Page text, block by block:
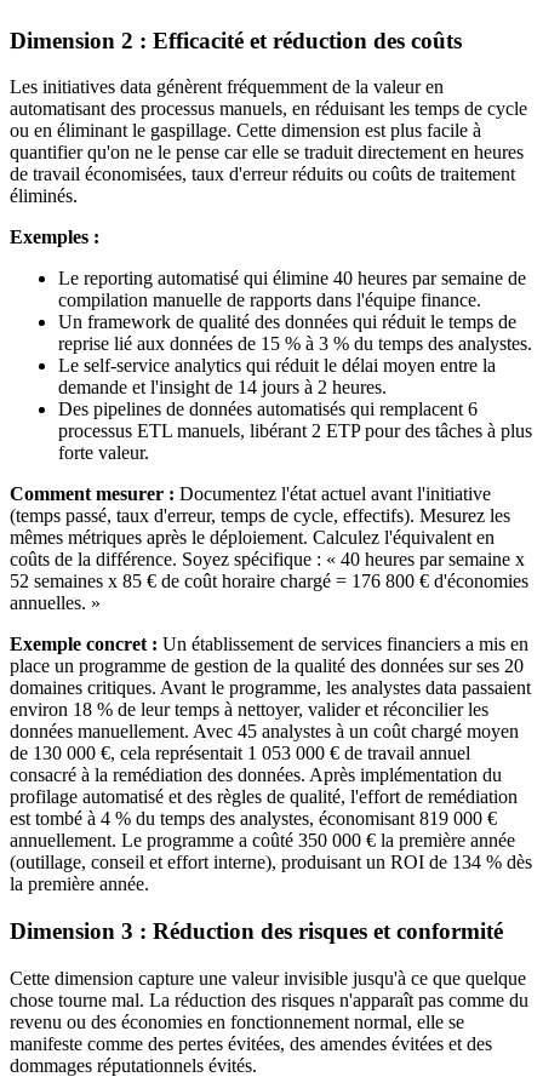
Dimension 2 : Efficacité et réduction des coûts
Les initiatives data génèrent fréquemment de la valeur en
automatisant des processus manuels, en réduisant les temps de cycle
ou en éliminant le gaspillage. Cette dimension est plus facile à
quantifier qu'on ne le pense car elle se traduit directement en heures
de travail économisées, taux d'erreur réduits ou coûts de traitement
éliminés.
Exemples :
Le reporting automatisé qui élimine 40 heures par semaine de
compilation manuelle de rapports dans l'équipe finance.
Un framework de qualité des données qui réduit le temps de
reprise lié aux données de 15 % à 3 % du temps des analystes.
Le self-service analytics qui réduit le délai moyen entre la
demande et l'insight de 14 jours à 2 heures.
Des pipelines de données automatisés qui remplacent 6
processus ETL manuels, libérant 2 ETP pour des tâches à plus
forte valeur.
Comment mesurer : Documentez l'état actuel avant l'initiative
(temps passé, taux d'erreur, temps de cycle, effectifs). Mesurez les
mêmes métriques après le déploiement. Calculez l'équivalent en
coûts de la différence. Soyez spécifique : « 40 heures par semaine x
52 semaines x 85 € de coût horaire chargé = 176 800 € d'économies
annuelles. »
Exemple concret : Un établissement de services financiers a mis en
place un programme de gestion de la qualité des données sur ses 20
domaines critiques. Avant le programme, les analystes data passaient
environ 18 % de leur temps à nettoyer, valider et réconcilier les
données manuellement. Avec 45 analystes à un coût chargé moyen
de 130 000 €, cela représentait 1 053 000 € de travail annuel
consacré à la remédiation des données. Après implémentation du
profilage automatisé et des règles de qualité, l'effort de remédiation
est tombé à 4 % du temps des analystes, économisant 819 000 €
annuellement. Le programme a coûté 350 000 € la première année
(outillage, conseil et effort interne), produisant un ROI de 134 % dès
la première année.
Dimension 3 : Réduction des risques et conformité
Cette dimension capture une valeur invisible jusqu'à ce que quelque
chose tourne mal. La réduction des risques n'apparaît pas comme du
revenu ou des économies en fonctionnement normal, elle se
manifeste comme des pertes évitées, des amendes évitées et des
dommages réputationnels évités.